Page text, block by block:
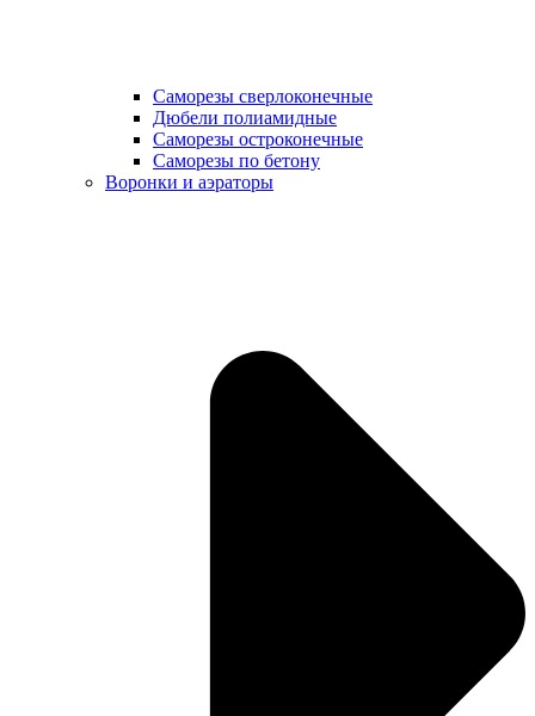
Саморезы сверлоконечные
Дюбели полиамидные
Саморезы остроконечные
Саморезы по бетону
Воронки и аэраторы